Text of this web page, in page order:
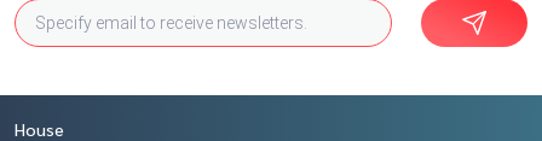
House